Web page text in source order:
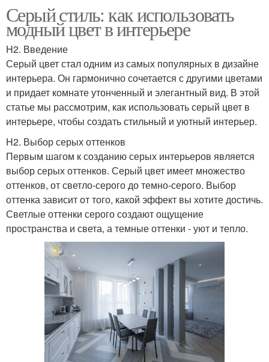
Серый стиль: как использовать
модный цвет в интерьере
H2. Введение
Серый цвет стал одним из самых популярных в дизайне
интерьера. Он гармонично сочетается с другими цветами
и придает комнате утонченный и элегантный вид. В этой
статье мы рассмотрим, как использовать серый цвет в
интерьере, чтобы создать стильный и уютный интерьер.
H2. Выбор серых оттенков
Первым шагом к созданию серых интерьеров является
выбор серых оттенков. Серый цвет имеет множество
оттенков, от светло-серого до темно-серого. Выбор
оттенка зависит от того, какой эффект вы хотите достичь.
Светлые оттенки серого создают ощущение
пространства и света, а темные оттенки - уют и тепло.